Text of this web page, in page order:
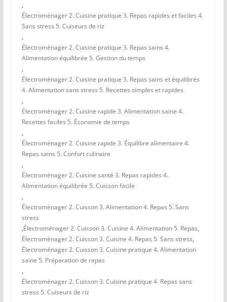
,
Électroménager 2. Cuisine pratique 3. Repas rapides et faciles 4.
Sans stress 5. Cuiseurs de riz
,
Électroménager 2. Cuisine pratique 3. Repas sains 4.
Alimentation équilibrée 5. Gestion du temps
,
Électroménager 2. Cuisine pratique 3. Repas sains et équilibrés
4. Alimentation sans stress 5. Recettes simples et rapides
,
Électroménager 2. Cuisine rapide 3. Alimentation saine 4.
Recettes faciles 5. Économie de temps
,
Électroménager 2. Cuisine rapide 3. Équilibre alimentaire 4.
Repas sains 5. Confort culinaire
,
Électroménager 2. Cuisine santé 3. Repas rapides 4.
Alimentation équilibrée 5. Cuisson facile
,
Électroménager 2. Cuisson 3. Alimentation 4. Repas 5. Sans
stress
,Électroménager 2. Cuisson 3. Cuisine 4. Alimentation 5. Repas,
Électroménager 2. Cuisson 3. Cuisine 4. Repas 5. Sans stress,
Électroménager 2. Cuisson 3. Cuisine pratique 4. Alimentation
saine 5. Préparation de repas
,
Électroménager 2. Cuisson 3. Cuisine pratique 4. Repas sans
stress 5. Cuiseurs de riz